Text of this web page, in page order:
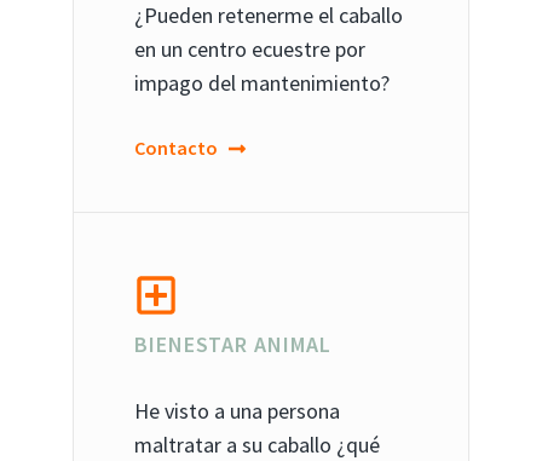
¿Pueden retenerme el caballo
en un centro ecuestre por
impago del mantenimiento?
Contacto
BIENESTAR ANIMAL
He visto a una persona
maltratar a su caballo ¿qué